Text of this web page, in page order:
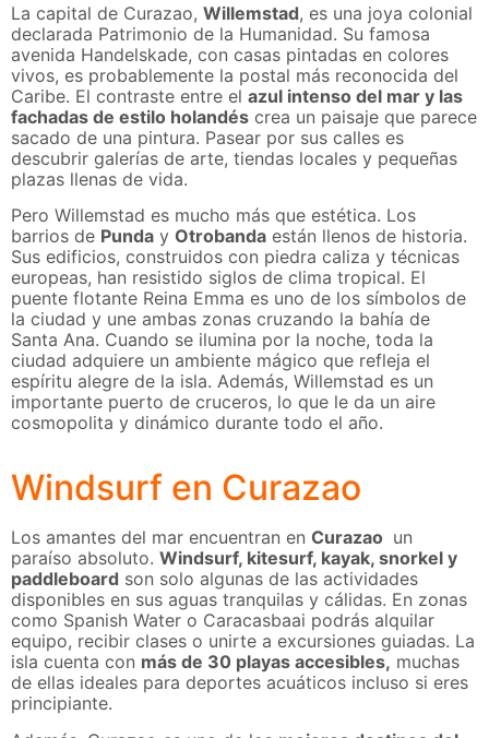
La capital de Curazao, Willemstad, es una joya colonial
declarada Patrimonio de la Humanidad. Su famosa
avenida Handelskade, con casas pintadas en colores
vivos, es probablemente la postal más reconocida del
Caribe. El contraste entre el azul intenso del mar y las
fachadas de estilo holandés crea un paisaje que parece
sacado de una pintura. Pasear por sus calles es
descubrir galerías de arte, tiendas locales y pequeñas
plazas llenas de vida.
Pero Willemstad es mucho más que estética. Los
barrios de Punda y Otrobanda están llenos de historia.
Sus edificios, construidos con piedra caliza y técnicas
europeas, han resistido siglos de clima tropical. El
puente flotante Reina Emma es uno de los símbolos de
la ciudad y une ambas zonas cruzando la bahía de
Santa Ana. Cuando se ilumina por la noche, toda la
ciudad adquiere un ambiente mágico que refleja el
espíritu alegre de la isla. Además, Willemstad es un
importante puerto de cruceros, lo que le da un aire
cosmopolita y dinámico durante todo el año.
Windsurf en Curazao
Los amantes del mar encuentran en Curazao un
paraíso absoluto. Windsurf, kitesurf, kayak, snorkel y
paddleboard son solo algunas de las actividades
disponibles en sus aguas tranquilas y cálidas. En zonas
como Spanish Water o Caracasbaai podrás alquilar
equipo, recibir clases o unirte a excursiones guiadas. La
isla cuenta con más de 30 playas accesibles, muchas
de ellas ideales para deportes acuáticos incluso si eres
principiante.